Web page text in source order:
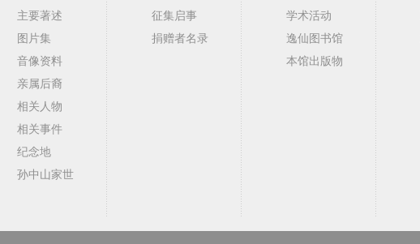
主要著述
图片集
音像资料
亲属后裔
相关人物
相关事件
纪念地
孙中山家世
征集启事
捐赠者名录
学术活动
逸仙图书馆
本馆出版物